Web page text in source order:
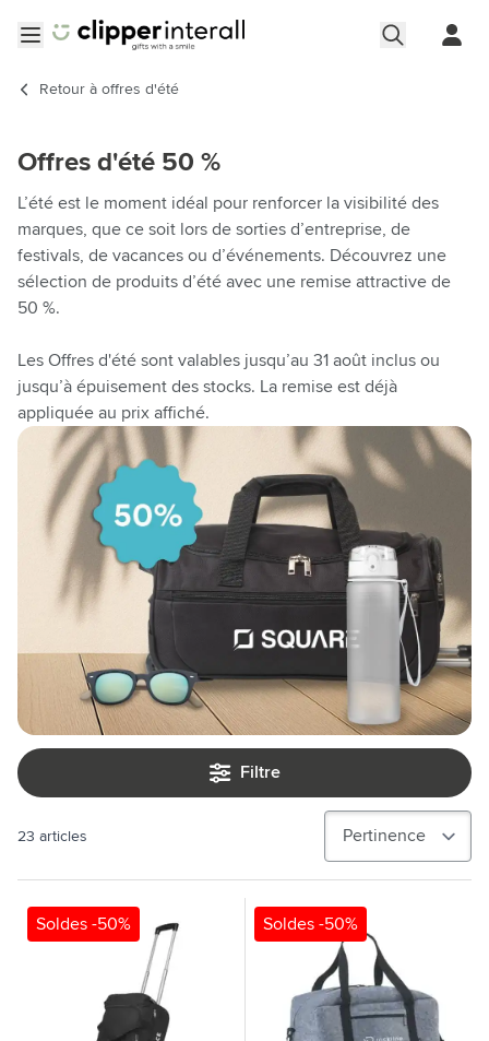
Retour à offres d'été
Offres d'été 50 %
L’été est le moment idéal pour renforcer la visibilité des
marques, que ce soit lors de sorties d’entreprise, de
festivals, de vacances ou d’événements. Découvrez une
sélection de produits d’été avec une remise attractive de
50 %.
Les Offres d'été sont valables jusqu’au 31 août inclus ou
jusqu’à épuisement des stocks. La remise est déjà
appliquée au prix affiché.
Filtre
23 articles
Soldes -50% Soldes -50%